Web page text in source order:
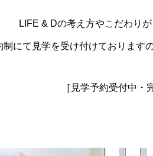
LIFE & Dの考え方やこだわり
制にて見学を受け付けております
［見学予約受付中・